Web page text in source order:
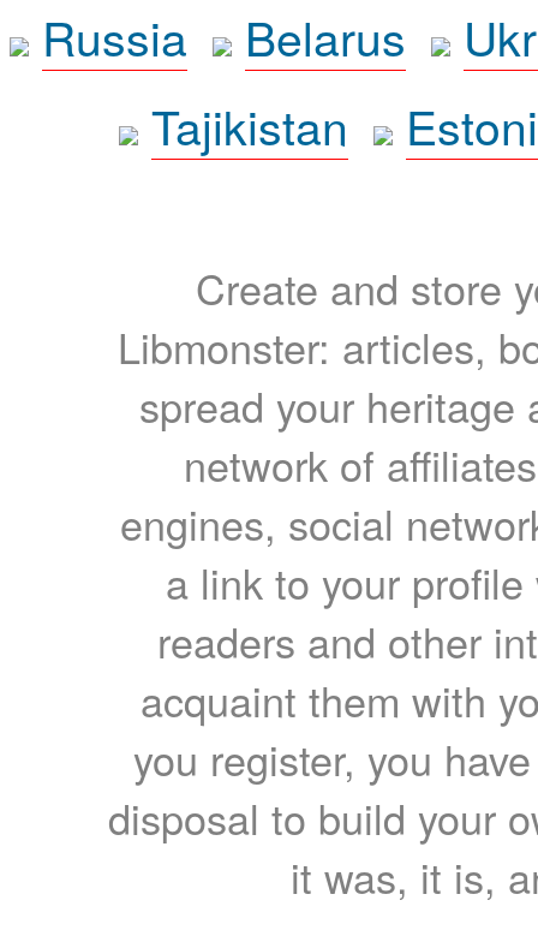
Russia
Belarus
Tajikistan
Create and store
Libmonster: articles,
spread your heritage
network of
engines, social
a link to your
readers and other
acquaint them with
you register, you
disposal to build your
it was, it is,